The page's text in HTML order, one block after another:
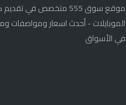
موقع سوق 555 متخصص في
الموبايلات - أحدث اسعار ومواصفات
في الأسواق